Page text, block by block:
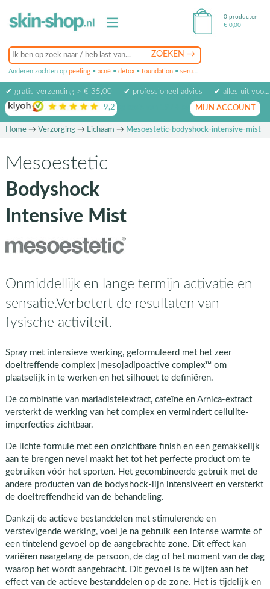
Anderen zochten op peeling • acné • detox • foundation • serum
0 producten
€ 0,00
✔ gratis verzending > € 35,00 ✔ professioneel advies
✔ alles uit voorraad leverbaar
9,2 op basis van beoordelingen
MIJN ACCOUNT
Home→ Verzorging→ Lichaam → Mesoestetic-bodyshock-intensive-mist
Mesoestetic
Bodyshock
Intensive Mist
Onmiddellijk en lange termijn activatie en
sensatie.Verbetert de resultaten van
fysische activiteit.
Spray met intensieve werking, geformuleerd met het zeer
doeltreffende complex [meso]adipoactive complex™ om
plaatselijk in te werken en het silhouet te definiëren.
De combinatie van mariadistelextract, cafeïne en Arnica-extract
versterkt de werking van het complex en vermindert cellulite-
imperfecties zichtbaar.
De lichte formule met een onzichtbare finish en een gemakkelijk
aan te brengen nevel maakt het tot het perfecte product om te
gebruiken vóór het sporten. Het gecombineerde gebruik met de
andere producten van de bodyshock-lijn intensiveert en versterkt
de doeltreffendheid van de behandeling.
Dankzij de actieve bestanddelen met stimulerende en
verstevigende werking, voel je na gebruik een intense warmte of
een tintelend gevoel op de aangebrachte zone. Dit effect kan
variëren naargelang de persoon, de dag of het moment van de dag
waarop het wordt aangebracht. Dit gevoel is te wijten aan het
effect van de actieve bestanddelen op de zone. Het is tijdelijk en